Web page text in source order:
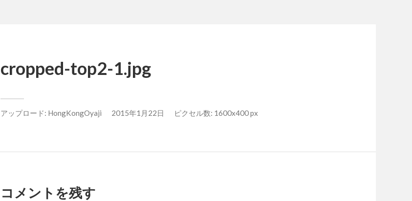
cropped-top2-1.jpg
アップロード: HongKongOyaji 2015年1月22日 ピクセル数: 1600x400 px
コメントを残す